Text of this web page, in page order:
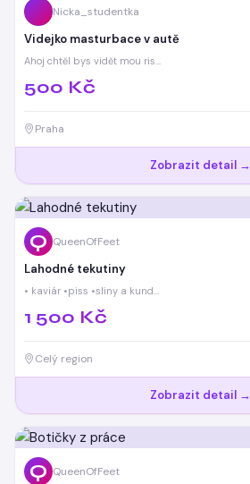
Nicka_studentka
Videjko masturbace v autě
Ahoj chtěl bys vidět mou ris…
500 Kč
Praha
Zobrazit detail →
Q QueenOfFeet
Lahodné tekutiny
• kaviár •piss •sliny a kund…
1 500 Kč
Celý region
Zobrazit detail →
Q QueenOfFeet